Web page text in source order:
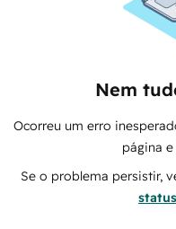
Nem
Ocorreu um erro
página
Se o problema persistir,